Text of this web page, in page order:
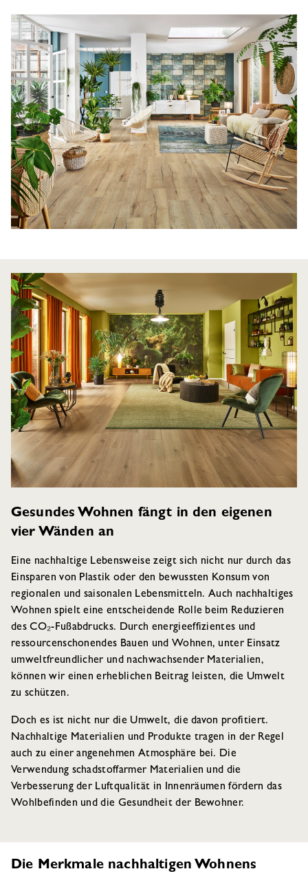
Gesundes Wohnen fängt in den eigenen
vier Wänden an
Eine nachhaltige Lebensweise zeigt sich nicht nur durch das
Einsparen von Plastik oder den bewussten Konsum von
regionalen und saisonalen Lebensmitteln. Auch nachhaltiges
Wohnen spielt eine entscheidende Rolle beim Reduzieren
des CO₂-Fußabdrucks. Durch energieeffizientes und
ressourcenschonendes Bauen und Wohnen, unter Einsatz
umweltfreundlicher und nachwachsender Materialien,
können wir einen erheblichen Beitrag leisten, die Umwelt
zu schützen.
Doch es ist nicht nur die Umwelt, die davon profitiert.
Nachhaltige Materialien und Produkte tragen in der Regel
auch zu einer angenehmen Atmosphäre bei. Die
Verwendung schadstoffarmer Materialien und die
Verbesserung der Luftqualität in Innenräumen fördern das
Wohlbefinden und die Gesundheit der Bewohner.
Die Merkmale nachhaltigen Wohnens